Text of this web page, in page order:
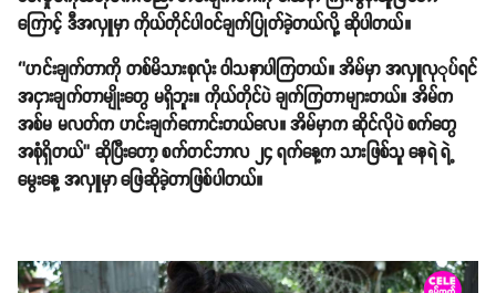
ကြောင့် ဒီအလှူမှာ ကိုယ်တိုင်ပါဝင်ချက်ပြုတ်ခဲ့တယ်လို့ ဆိုပါတယ်။
‘’ဟင်းချက်တာကို တစ်မိသားစုလုံး ဝါသနာပါကြတယ်။ အိမ်မှာ အလှူလုုပ်ရင်
အငှားချက်တာမျိုးတွေ မရှိဘူး။ ကိုယ်တိုင်ပဲ ချက်ကြတာများတယ်။ အိမ်က
အစ်မ မလတ်က ဟင်းချက်ကောင်းတယ်လေ။ အိမ်မှာက ဆိုင်လိုပဲ စက်တွေ
အစုံရှိတယ်’’ ဆိုပြီးတော့ စက်တင်ဘာလ ၂၄ ရက်နေ့က သားဖြစ်သူ နေရဲ ရဲ့
မွေးနေ့ အလှူမှာ ဖြေဆိုခဲ့တာဖြစ်ပါတယ်။